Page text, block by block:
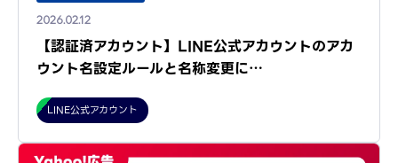
2026.02.12
【認証済アカウント】LINE公式アカウントのアカ
ウント名設定ルールと名称変更に…
LINE公式アカウント